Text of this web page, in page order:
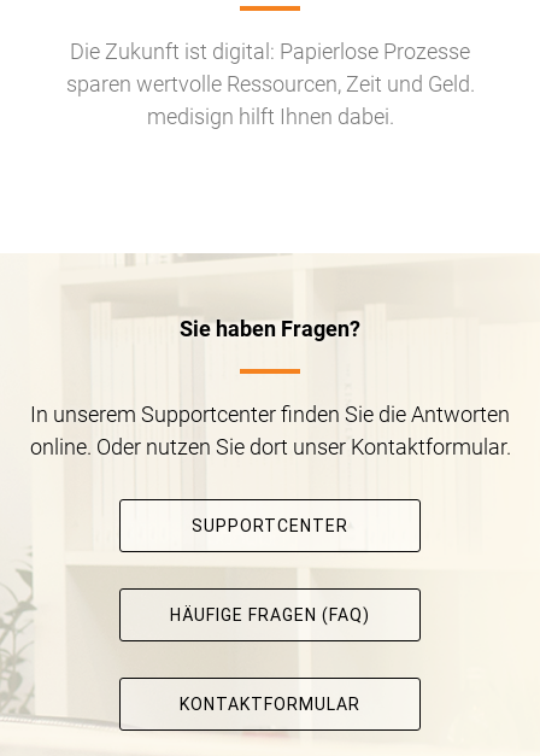
Die Zukunft ist digital: Papierlose Prozesse
sparen wertvolle Ressourcen, Zeit und Geld.
medisign hilft Ihnen dabei.
Sie haben Fragen?
In unserem Supportcenter finden Sie die Antworten
online. Oder nutzen Sie dort unser Kontaktformular.
SUPPORTCENTER
HÄUFIGE FRAGEN (FAQ)
KONTAKTFORMULAR